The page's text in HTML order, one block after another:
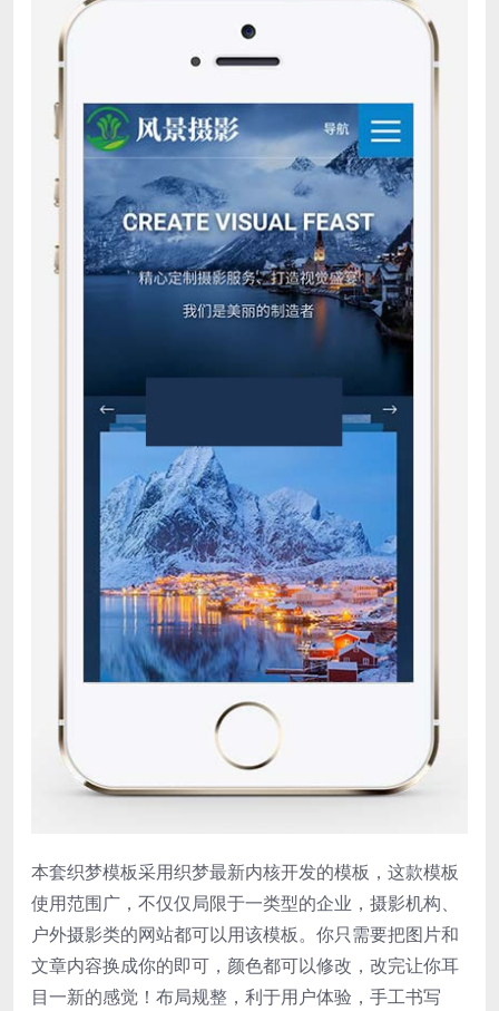
本套织梦模板采用织梦最新内核开发的模板，这款模板
使用范围广，不仅仅局限于一类型的企业，摄影机构、
户外摄影类的网站都可以用该模板。你只需要把图片和
文章内容换成你的即可，颜色都可以修改，改完让你耳
目一新的感觉！布局规整，利于用户体验，手工书写